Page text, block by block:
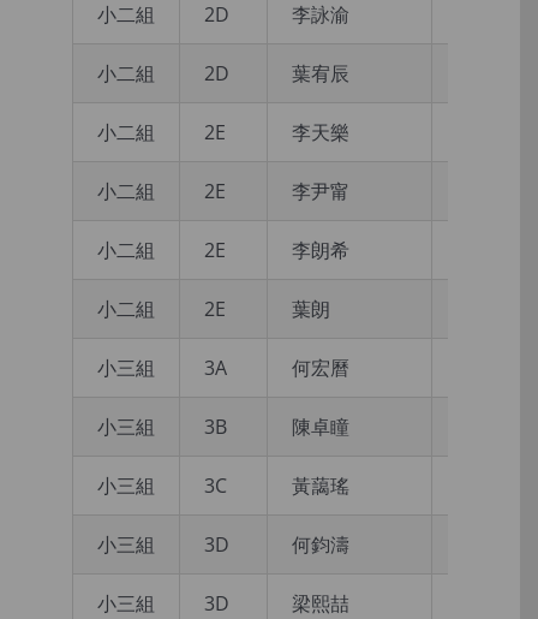
小二組 2D 李詠渝
小二組 2D 葉宥辰
小二組 2E 李天樂
小二組 2E 李尹甯
小二組 2E 李朗希
小二組 2E 葉朗
小三組 3A 何宏曆
小三組 3B 陳卓瞳
小三組 3C 黃藹瑤
小三組 3D 何鈞濤
小三組 3D 梁熙喆